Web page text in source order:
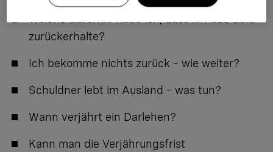
Welche Garantie habe ich, dass ich das Geld
zurückerhalte?
Ich bekomme nichts zurück – wie weiter?
Schuldner lebt im Ausland – was tun?
Wann verjährt ein Darlehen?
Kann man die Verjährungsfrist